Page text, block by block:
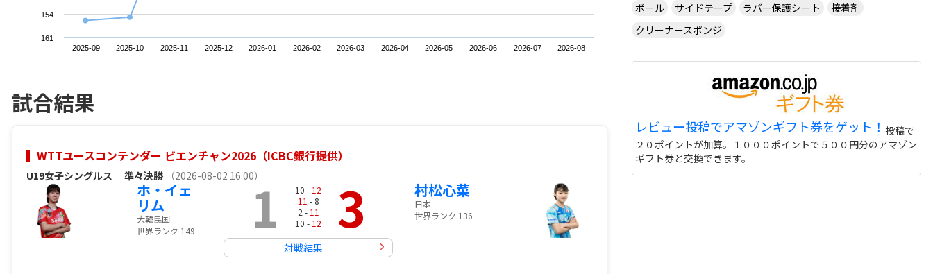
2025-09 2025-10 2025-11 2025-12 2026-01 2026-02 2026-03 2026-04 2026-05 2026-06 2026-07 2026-08
154
161
試合結果
WTTユースコンテンダー ビエンチャン2026（ICBC銀行提供）
U19女子シングルス 準々決勝 （2026-08-02 16:00）
ホ・イェ
リム
大韓民国
世界ランク 149
1 10 - 12
11 - 8
2 - 11
10 - 12 3
対戦結果
村松心菜
日本
世界ランク 136
ボール
サイドテープ ラバー保護シート
接着剤
クリーナースポンジ
レビュー投稿でアマゾンギフト券をゲット！ 投稿で
２０ポイントが加算。１０００ポイントで５００円分のアマゾン
ギフト券と交換できます。